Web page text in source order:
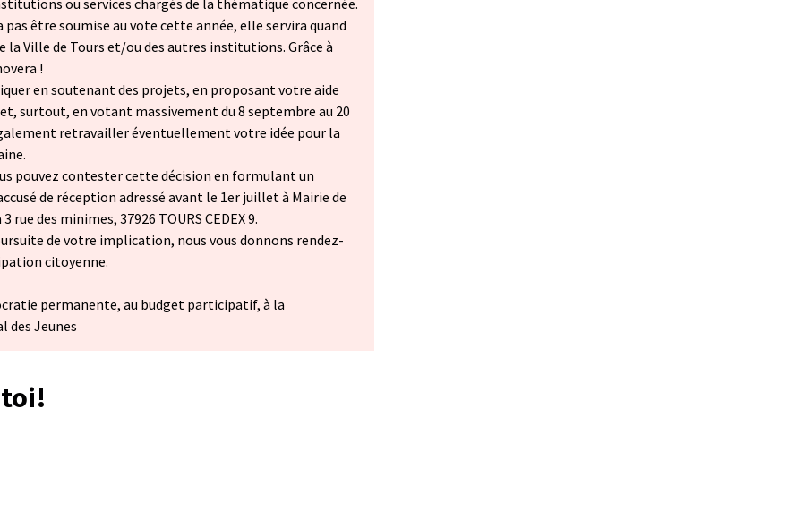
ou services chargés de la thématique concernée.
être soumise au vote cette année, elle servira quand
Ville de Tours et/ou des autres institutions. Grâce à
!
en soutenant des projets, en proposant votre aide
surtout, en votant massivement du 8 septembre au 20
retravailler éventuellement votre idée pour la
pouvez contester cette décision en formulant un
de réception adressé avant le 1er juillet à Mairie de
des minimes, 37926 TOURS CEDEX 9.
de votre implication, nous vous donnons rendez-
citoyenne.
permanente, au budget participatif, à la
des Jeunes